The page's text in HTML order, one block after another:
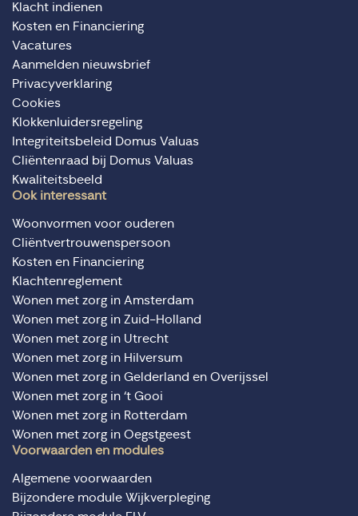
Klacht indienen
Kosten en Financiering
Vacatures
Aanmelden nieuwsbrief
Privacyverklaring
Cookies
Klokkenluidersregeling
Integriteitsbeleid Domus Valuas
Cliëntenraad bij Domus Valuas
Kwaliteitsbeeld
Ook interessant
Woonvormen voor ouderen
Cliëntvertrouwenspersoon
Kosten en Financiering
Klachtenreglement
Wonen met zorg in Amsterdam
Wonen met zorg in Zuid-Holland
Wonen met zorg in Utrecht
Wonen met zorg in Hilversum
Wonen met zorg in Gelderland en Overijssel
Wonen met zorg in ‘t Gooi
Wonen met zorg in Rotterdam
Wonen met zorg in Oegstgeest
Voorwaarden en modules
Algemene voorwaarden
Bijzondere module Wijkverpleging